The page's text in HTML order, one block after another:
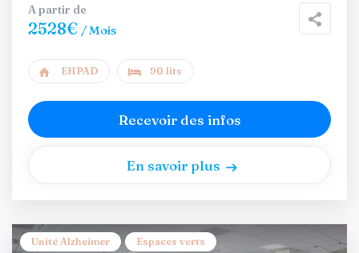
A partir de
2528€ / Mois
EHPAD 90 lits
Recevoir des infos
En savoir plus
Unité Alzheimer Espaces verts